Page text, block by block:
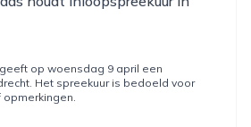
op woensdag 9 april een
Het spreekuur is bedoeld voor